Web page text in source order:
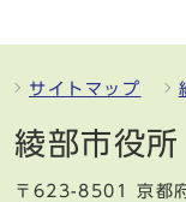
サイトマップ
綾部市役所
〒623-8501 京都